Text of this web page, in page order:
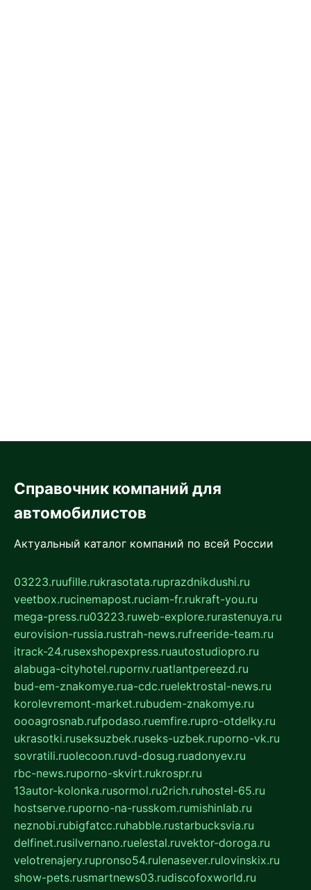
Справочник компаний для
автомобилистов
Актуальный каталог компаний по всей России
03223.ruufille.rukrasotata.ruprazdnikdushi.ru
veetbox.rucinemapost.ruciam-fr.rukraft-you.ru
mega-press.ru03223.ruweb-explore.rurastenuya.ru
eurovision-russia.rustrah-news.rufreeride-team.ru
itrack-24.rusexshopexpress.ruautostudiopro.ru
alabuga-cityhotel.rupornv.ruatlantpereezd.ru
bud-em-znakomye.rua-cdc.ruelektrostal-news.ru
korolevremont-market.rubudem-znakomye.ru
oooagrosnab.rufpodaso.ruemfire.rupro-otdelky.ru
ukrasotki.ruseksuzbek.ruseks-uzbek.ruporno-vk.ru
sovratili.ruolecoon.ruvd-dosug.ruadonyev.ru
rbc-news.ruporno-skvirt.rukrospr.ru
13autor-kolonka.rusormol.ru2rich.ruhostel-65.ru
hostserve.ruporno-na-russkom.rumishinlab.ru
neznobi.rubigfatcc.ruhabble.rustarbucksvia.ru
delfinet.rusilvernano.ruelestal.ruvektor-doroga.ru
velotrenajery.rupronso54.rulenasever.rulovinskix.ru
show-pets.rusmartnews03.rudiscofoxworld.ru